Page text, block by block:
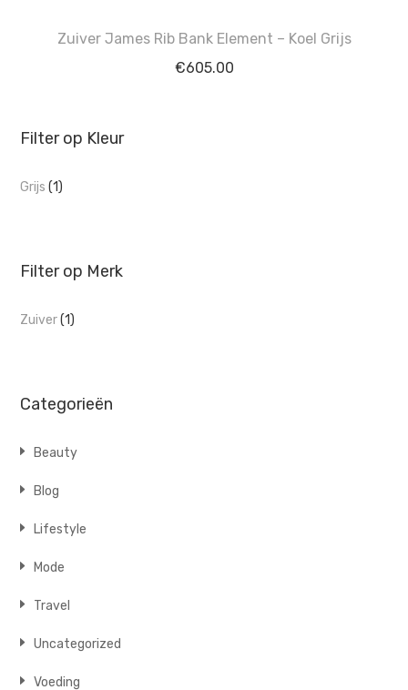
Zuiver James Rib Bank Element – Koel Grijs
€605.00
Filter op Kleur
Grijs (1)
Filter op Merk
Zuiver(1)
Categorieën
Beauty
Blog
Lifestyle
Mode
Travel
Uncategorized
Voeding